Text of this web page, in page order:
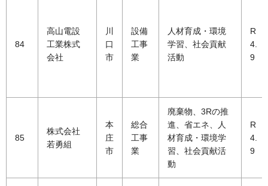
84
高山電設
工業株式
会社
川
口
市
設備
工事
業
人材育成・環境
学習、社会貢献
活動
R
4.
9
85
株式会社
若勇組
本
庄
市
総合
工事
業
廃棄物、3Rの推
進、省エネ、人
材育成・環境学
習、社会貢献活
動
R
4.
9